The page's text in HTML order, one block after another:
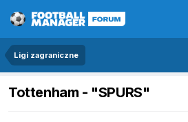
Ligi zagraniczne
Tottenham - "SPURS"